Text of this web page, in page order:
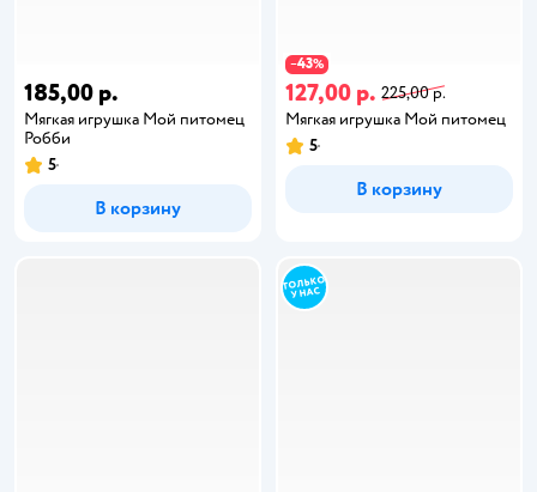
185,00 р.
Мягкая игрушка Мой питомец
Робби
5
В корзину
−43%
127,00 р. 225,00 р.
Мягкая игрушка Мой питомец
5
В корзину